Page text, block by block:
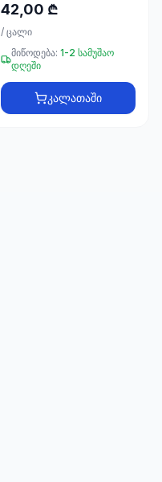
42,00 ₾
/ ცალი
მიწოდება: 1-2 სამუშაო
დღეში
კალათაში